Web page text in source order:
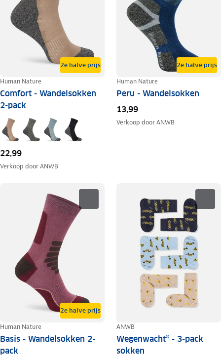
2e halve prijs
Human Nature
Comfort - Wandelsokken
2-pack
22,99
Verkoop doorANWB
2e halve prijs
Human Nature
Peru - Wandelsokken
13,99
Verkoop doorANWB
2e halve prijs
Human Nature
Basis - Wandelsokken 2-
pack
ANWB
Wegenwacht® - 3-pack
sokken